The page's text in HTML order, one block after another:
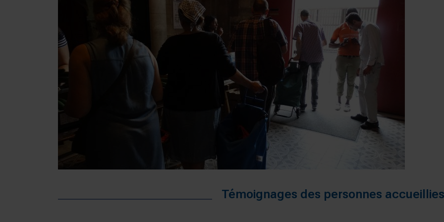
Témoignages des personnes accueillies